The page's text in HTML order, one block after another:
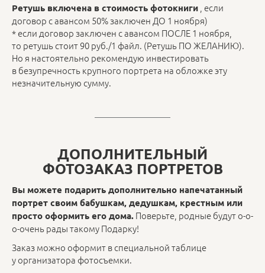
Ретушь включена в стоимость фотокниги , если
договор с авансом 50% заключен ДО 1 ноября)
* если договор заключен с авансом ПОСЛЕ 1 ноября,
то ретушь стоит 90 руб./1 файл. (Ретушь ПО ЖЕЛАНИЮ).
Но я настоятельно рекомендую инвестировать
в безупречность крупного портрета на обложке эту
незначительную сумму.
ДОПОЛНИТЕЛЬНЫЙ
ФОТОЗАКАЗ ПОРТРЕТОВ
Вы можете подарить дополнительно напечатанный
портрет своим бабушкам, дедушкам, крестным или
просто оформить его дома. Поверьте, родные будут о-о-
о-очень рады такому Подарку!
Заказ можно оформит в специальной таблице
у организатора фотосъемки.